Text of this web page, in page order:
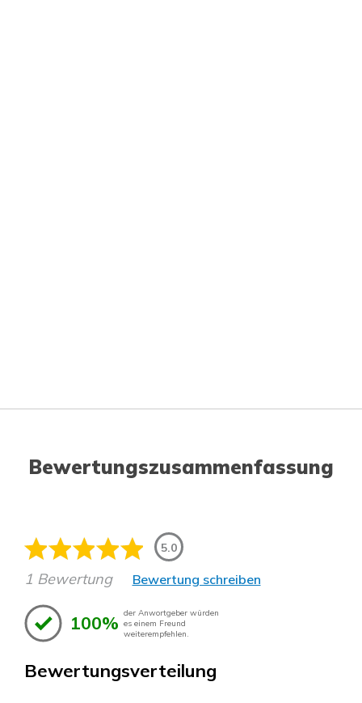
Bewertungszusammenfassung
5.0
1 Bewertung Bewertung schreiben
100% der Anwortgeber würden
es einem Freund
weiterempfehlen.
Bewertungsverteilung